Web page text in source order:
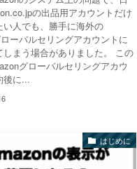
の出品用アカウントだけ
い人でも、勝手に海外の
ーバルセリングアカウントに
しまう場合がありました。 この
グローバルセリングアカウ
後に...
はじめに